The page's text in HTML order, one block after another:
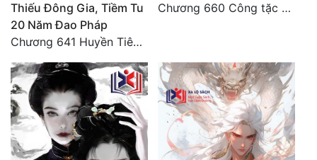
Thiếu Đông Gia, Tiềm Tu
20 Năm Đao Pháp
Chương 641 Huyền Tiên hậu kỳ, Đồ Sơn Hồ tộc, Đại Vũ, Hà Đồ Lạc Thư? (2)
Chương 660 Công tặc - Đại kết cục và vĩ thanh (4)